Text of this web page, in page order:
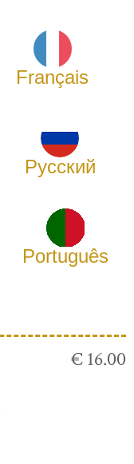
Français
Русский
Português
€ 16.00